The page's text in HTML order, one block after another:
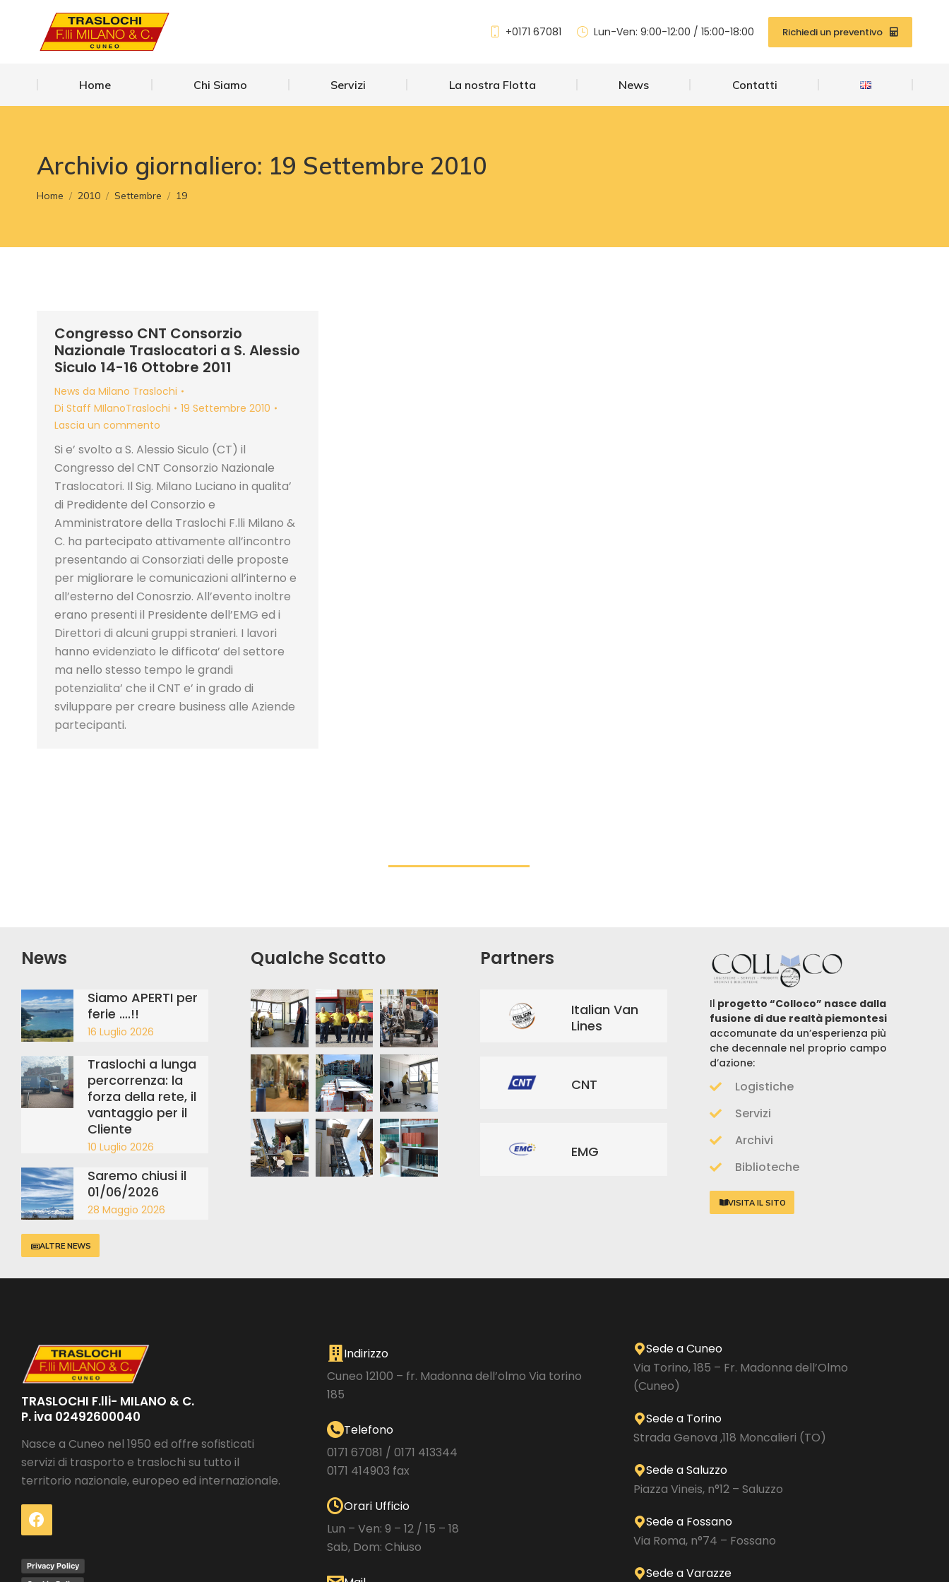
+0171 67081 Lun-Ven: 9:00-12:00 / 15:00-18:00 Richiedi un preventivo
Home Chi Siamo Servizi La nostra Flotta News Contatti
Archivio giornaliero: 19 Settembre 2010
Tu sei qui:
Home 2010 Settembre 19
Congresso CNT Consorzio
Nazionale Traslocatori a S. Alessio
Siculo 14-16 Ottobre 2011
News da Milano Traslochi
Di Staff MIlanoTraslochi
19 Settembre 2010
Lascia un commento
Si e’ svolto a S. Alessio Siculo (CT) il
Congresso del CNT Consorzio Nazionale
Traslocatori. Il Sig. Milano Luciano in qualita’
di Predidente del Consorzio e
Amministratore della Traslochi F.lli Milano &
C. ha partecipato attivamente all’incontro
presentando ai Consorziati delle proposte
per migliorare le comunicazioni all’interno e
all’esterno del Conosrzio. All’evento inoltre
erano presenti il Presidente dell’EMG ed i
Direttori di alcuni gruppi stranieri. I lavori
hanno evidenziato le difficota’ del settore
ma nello stesso tempo le grandi
potenzialita’ che il CNT e’ in grado di
sviluppare per creare business alle Aziende
partecipanti.
News
Siamo APERTI per
ferie ….!!
16 Luglio 2026
Traslochi a lunga
percorrenza: la
forza della rete, il
vantaggio per il
Cliente
10 Luglio 2026
Saremo chiusi il
01/06/2026
28 Maggio 2026
ALTRE NEWS
Qualche Scatto Partners
Italian Van
Lines
CNT
EMG
Il progetto “Colloco” nasce dalla
fusione di due realtà piemontesi
accomunate da un’esperienza più
che decennale nel proprio campo
d’azione:
Logistiche
Servizi
Archivi
Biblioteche
VISITA IL SITO
TRASLOCHI F.lli- MILANO & C.
P. iva 02492600040
Nasce a Cuneo nel 1950 ed offre sofisticati
servizi di trasporto e traslochi su tutto il
territorio nazionale, europeo ed internazionale.
Privacy Policy
Indirizzo
Cuneo 12100 – fr. Madonna dell’olmo Via torino
185
Telefono
0171 67081 / 0171 413344
0171 414903 fax
Orari Ufficio
Lun – Ven: 9 – 12 / 15 – 18
Sab, Dom: Chiuso
Sede a Cuneo
Via Torino, 185 – Fr. Madonna dell’Olmo
(Cuneo)
Sede a Torino
Strada Genova ,118 Moncalieri (TO)
Sede a Saluzzo
Piazza Vineis, n°12 – Saluzzo
Sede a Fossano
Via Roma, n°74 – Fossano
Sede a Varazze
Home Contatti